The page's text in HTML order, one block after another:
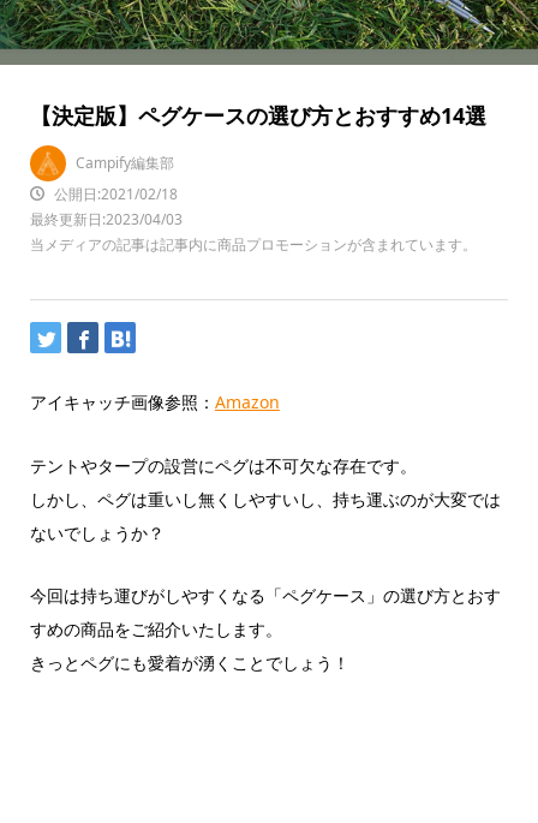
【決定版】ペグケースの選び方とおすすめ14選
Campify編集部
公開日:2021/02/18
最終更新日:2023/04/03
当メディアの記事は記事内に商品プロモーションが含まれています。
アイキャッチ画像参照： Amazon
テントやタープの設営にペグは不可欠な存在です。
しかし、ペグは重いし無くしやすいし、持ち運ぶのが大変では
ないでしょうか？
今回は持ち運びがしやすくなる「ペグケース」の選び方とおす
すめの商品をご紹介いたします。
きっとペグにも愛着が湧くことでしょう！